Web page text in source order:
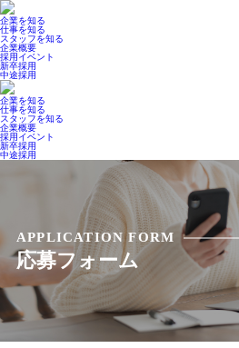
企業を知る
仕事を知る
スタッフを知る
企業概要
採用イベント
新卒採用
中途採用
企業を知る
仕事を知る
スタッフを知る
企業概要
採用イベント
新卒採用
中途採用
APPLICATION FORM
応募フォーム